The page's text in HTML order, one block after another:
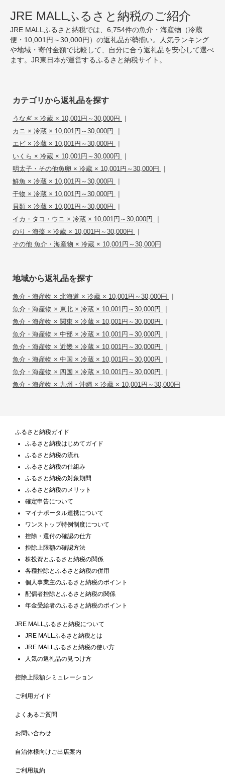
JRE MALLふるさと納税のご紹介
JRE MALLふるさと納税では、6,754件の魚介・海産物（冷蔵
便・10,001円～30,000円）の返礼品が勢揃い。人気ランキング
や地域・寄付金額で比較して、自分に合う返礼品を安心して選べ
ます。JR東日本が運営するふるさと納税サイト。
カテゴリから返礼品を探す
うなぎ × 冷蔵 × 10,001円～30,000円 |
カニ × 冷蔵 × 10,001円～30,000円 |
エビ × 冷蔵 × 10,001円～30,000円 |
いくら × 冷蔵 × 10,001円～30,000円 |
明太子・その他魚卵 × 冷蔵 × 10,001円～30,000円 |
鮮魚 × 冷蔵 × 10,001円～30,000円 |
干物 × 冷蔵 × 10,001円～30,000円 |
貝類 × 冷蔵 × 10,001円～30,000円 |
イカ・タコ・ウニ × 冷蔵 × 10,001円～30,000円 |
のり・海藻 × 冷蔵 × 10,001円～30,000円 |
その他 魚介・海産物 × 冷蔵 × 10,001円～30,000円
地域から返礼品を探す
魚介・海産物 × 北海道 × 冷蔵 × 10,001円～30,000円 |
魚介・海産物 × 東北 × 冷蔵 × 10,001円～30,000円 |
魚介・海産物 × 関東 × 冷蔵 × 10,001円～30,000円 |
魚介・海産物 × 中部 × 冷蔵 × 10,001円～30,000円 |
魚介・海産物 × 近畿 × 冷蔵 × 10,001円～30,000円 |
魚介・海産物 × 中国 × 冷蔵 × 10,001円～30,000円 |
魚介・海産物 × 四国 × 冷蔵 × 10,001円～30,000円 |
魚介・海産物 × 九州・沖縄 × 冷蔵 × 10,001円～30,000円
ふるさと納税ガイド
ふるさと納税はじめてガイド
ふるさと納税の流れ
ふるさと納税の仕組み
ふるさと納税の対象期間
ふるさと納税のメリット
確定申告について
マイナポータル連携について
ワンストップ特例制度について
控除・還付の確認の仕方
控除上限額の確認方法
株投資とふるさと納税の関係
各種控除とふるさと納税の併用
個人事業主のふるさと納税のポイント
配偶者控除とふるさと納税の関係
年金受給者のふるさと納税のポイント
JRE MALLふるさと納税について
JRE MALLふるさと納税とは
JRE MALLふるさと納税の使い方
人気の返礼品の見つけ方
控除上限額シミュレーション
ご利用ガイド
よくあるご質問
お問い合わせ
自治体様向けご出店案内
ご利用規約